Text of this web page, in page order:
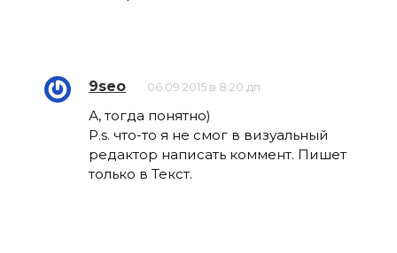
9seo 06.09.2015 в 8:20 дп
А, тогда понятно)
P.s. что-то я не смог в визуальный
редактор написать коммент. Пишет
только в Текст.